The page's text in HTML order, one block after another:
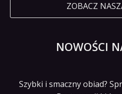
ZOBACZ
NOWOŚCI
Szybki i smaczny obiad?